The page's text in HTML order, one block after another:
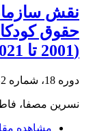
نقش
حقوق
(2001 تا 2021)
دوره 18، شماره 2، بهمن 1404، صفحه
نسرین مصفا،
مشاهده